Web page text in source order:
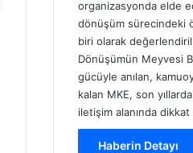
organizasyonda elde
dönüşüm sürecindeki
biri olarak
Dönüşümün Meyvesi
gücüyle anılan,
kalan MKE, son
iletişim alanında
Haberin Detayı